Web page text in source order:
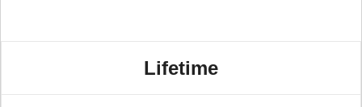
Lifetime